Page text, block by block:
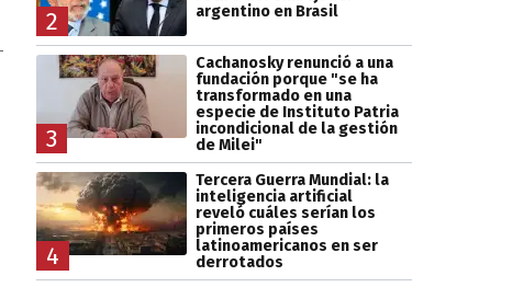
2
argentino en Brasil
3
Cachanosky renunció a una
fundación porque "se ha
transformado en una
especie de Instituto Patria
incondicional de la gestión
de Milei"
4
Tercera Guerra Mundial: la
inteligencia artificial
reveló cuáles serían los
primeros países
latinoamericanos en ser
derrotados